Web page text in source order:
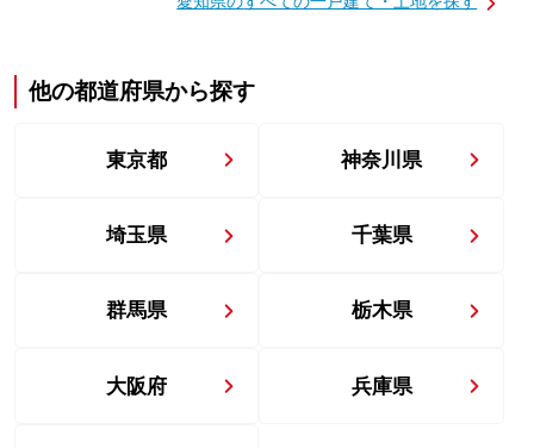
他の都道府県から探す
東京都 神奈川県
埼玉県 千葉県
群馬県 栃木県
大阪府 兵庫県